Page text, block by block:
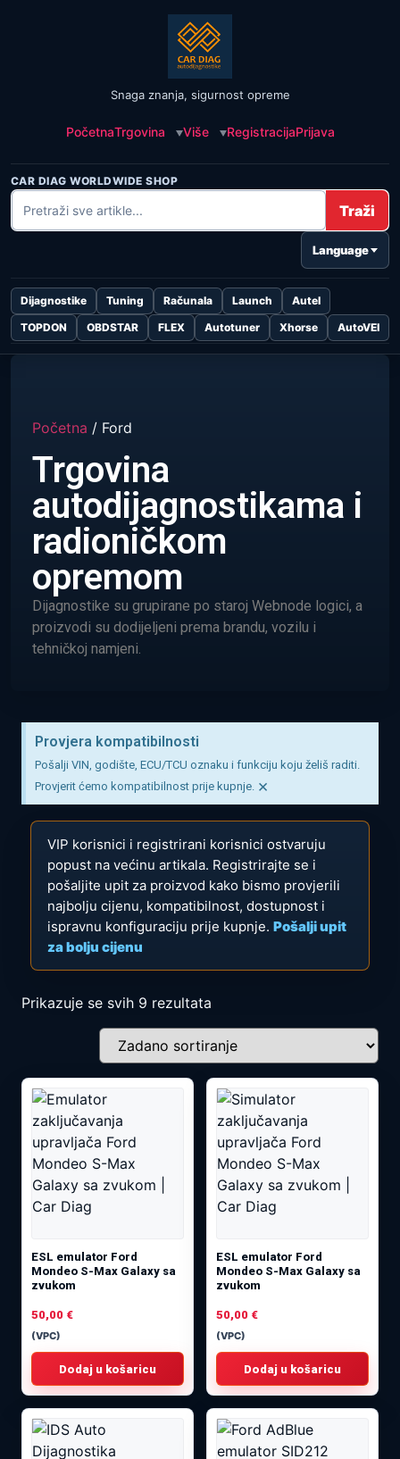
Snaga znanja, sigurnost opreme
PočetnaTrgovina Više RegistracijaPrijava
CAR DIAG WORLDWIDE SHOP
Traži
Language
Dijagnostike Tuning Računala Launch
Autel
TOPDON
OBDSTAR FLEX Autotuner Xhorse AutoVEI
Početna / Ford
Trgovina
autodijagnostikama i
radioničkom
opremom
Dijagnostike su grupirane po staroj Webnode logici, a
proizvodi su dodijeljeni prema brandu, vozilu i
tehničkoj namjeni.
Provjera kompatibilnosti
Pošalji VIN, godište, ECU/TCU oznaku i funkciju koju želiš raditi.
Provjerit ćemo kompatibilnost prije kupnje. ×
VIP korisnici i registrirani korisnici ostvaruju
popust na većinu artikala. Registrirajte se i
pošaljite upit za proizvod kako bismo provjerili
najbolju cijenu, kompatibilnost, dostupnost i
ispravnu konfiguraciju prije kupnje. Pošalji upit
za bolju cijenu
Prikazuje se svih 9 rezultata
ESL emulator Ford
Mondeo S-Max Galaxy sa
zvukom
50,00 €
(VPC)
Dodaj u košaricu
ESL emulator Ford
Mondeo S-Max Galaxy sa
zvukom
50,00 €
(VPC)
Dodaj u košaricu